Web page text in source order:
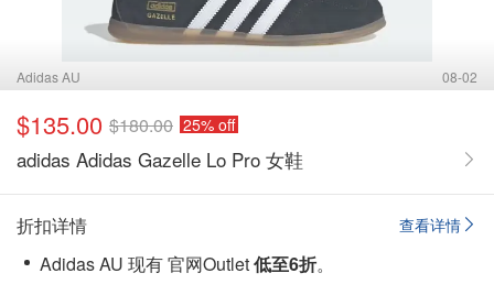
Adidas AU 08-02
$135.00 $180.00 25% off
adidas Adidas Gazelle Lo Pro 女鞋
查看详情
折扣详情
Adidas AU 现有 官网Outlet低至6折。